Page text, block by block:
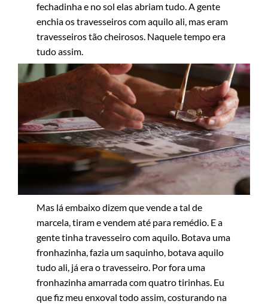
fechadinha e no sol elas abriam tudo. A gente
enchia os travesseiros com aquilo ali, mas eram
travesseiros tão cheirosos. Naquele tempo era
tudo assim.
Mas lá embaixo dizem que vende a tal de
marcela, tiram e vendem até para remédio. E a
gente tinha travesseiro com aquilo. Botava uma
fronhazinha, fazia um saquinho, botava aquilo
tudo ali, já era o travesseiro. Por fora uma
fronhazinha amarrada com quatro tirinhas. Eu
que fiz meu enxoval todo assim, costurando na